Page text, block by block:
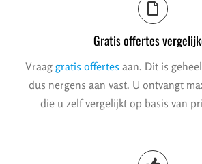
Gratis offertes
Vraag gratis offertes aan. Dit is
dus nergens aan vast. U ontvangt
die u zelf vergelijkt op basis van